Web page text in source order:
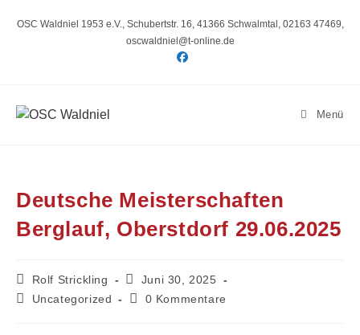
InhaltOSC Waldniel 1953 e.V., Schubertstr. 16, 41366 Schwalmtal, 02163 47469,
oscwaldniel@t-online.de
Menü
Deutsche Meisterschaften
Berglauf, Oberstdorf 29.06.2025
Beitrags-
Autor:
Rolf Strickling
Beitrag
veröffentlicht:
Juni 30, 2025
Beitrags-
Uncategorized
Beitrags-
0 Kommentare